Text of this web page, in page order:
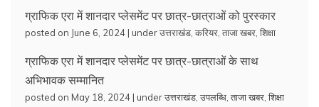
ग्राफिक एरा में शानदार प्लेसमेंट पर छात्र-छात्राओं को पुरस्कार
posted on June 6, 2024 | underउत्तराखंड करियर ताजा खबर शिक्षा
ग्राफिक एरा में शानदार प्लेसमेंट पर छात्र-छात्राओं के साथ
अभिभावक सम्मानित
posted on May 18, 2024 | underउत्तराखंड उपलब्धि ताजा खबर शिक्षा